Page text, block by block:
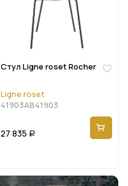
Стул Ligne roset Rocher
Ligne roset
41903AB41903
27 835 Р